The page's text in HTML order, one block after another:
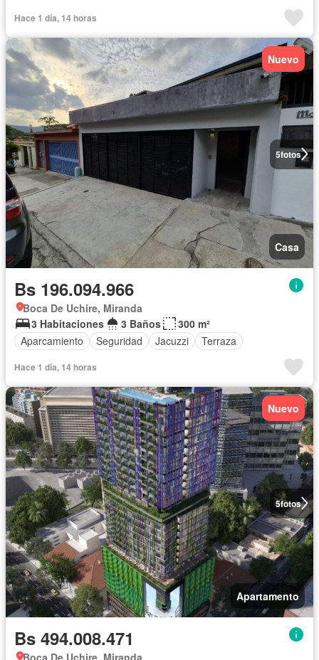
Hace 1 día, 14 horas
5fotos
Nuevo
Casa
Bs 196.094.966
Boca De Uchire, Miranda
3 Habitaciones
3 Baños
300 m²
Aparcamiento
Seguridad Jacuzzi Terraza
Hace 1 día, 14 horas
5fotos
Nuevo
Apartamento
Bs 494.008.471
Boca De Uchire, Miranda